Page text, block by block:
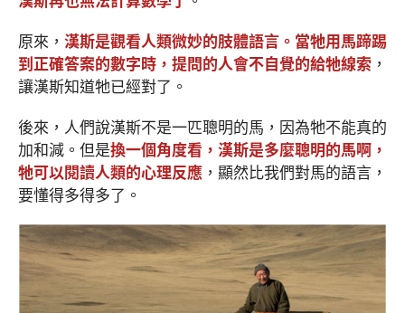
原來， 漢斯是觀看人類微妙的肢體語言。當牠用馬蹄踢
到正確答案的數字時，提問的人會不自覺的給牠線索 ，
讓漢斯知道牠已經對了。
後來，人們說漢斯不是一匹聰明的馬，因為牠不能真的
加和減。但是換一個角度看，漢斯是多麼聰明的馬啊，
牠可以閱讀人類的心理反應 ，顯然比我們對馬的語言，
要懂得多得多了。